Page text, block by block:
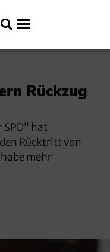
Rückzug
hat
Rücktritt von
mehr